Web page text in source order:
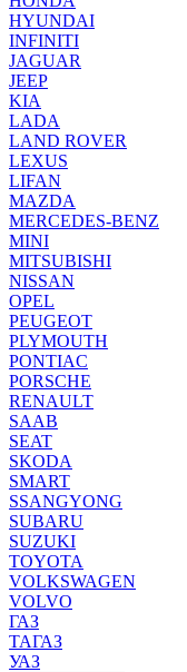
HYUNDAI
INFINITI
JAGUAR
JEEP
KIA
LADA
LAND ROVER
LEXUS
LIFAN
MAZDA
MERCEDES-BENZ
MINI
MITSUBISHI
NISSAN
OPEL
PEUGEOT
PLYMOUTH
PONTIAC
PORSCHE
RENAULT
SAAB
SEAT
SKODA
SMART
SSANGYONG
SUBARU
SUZUKI
TOYOTA
VOLKSWAGEN
VOLVO
ГАЗ
ТАГАЗ
УАЗ